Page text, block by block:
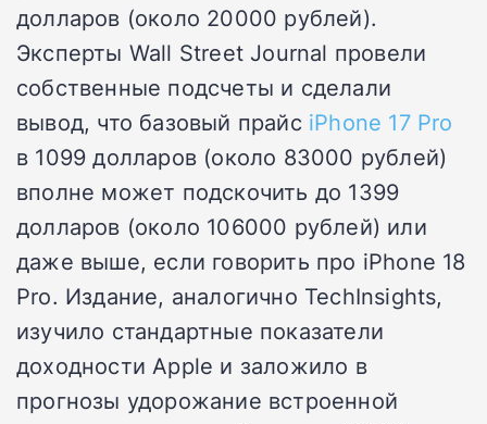
долларов (около 20000 рублей).
Эксперты Wall Street Journal провели
собственные подсчеты и сделали
вывод, что базовый прайс iPhone 17 Pro
в 1099 долларов (около 83000 рублей)
вполне может подскочить до 1399
долларов (около 106000 рублей) или
даже выше, если говорить про iPhone 18
Pro. Издание, аналогично TechInsights,
изучило стандартные показатели
доходности Apple и заложило в
прогнозы удорожание встроенной